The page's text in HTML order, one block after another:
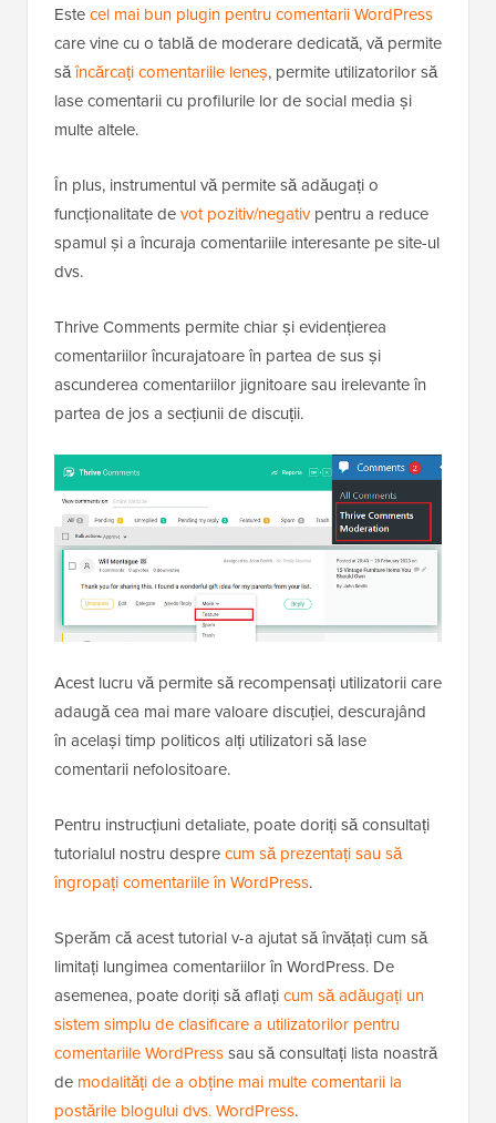
Estecel mai bun plugin pentru comentarii WordPress
care vine cu o tablă de moderare dedicată, vă permite
săîncărcați comentariile leneș, permite utilizatorilor să
lase comentarii cu profilurile lor de social media și
multe altele.
În plus, instrumentul vă permite să adăugați o
funcționalitate devot pozitiv/negativpentru a reduce
spamul și a încuraja comentariile interesante pe site-ul
dvs.
Thrive Comments permite chiar și evidențierea
comentariilor încurajatoare în partea de sus și
ascunderea comentariilor jignitoare sau irelevante în
partea de jos a secțiunii de discuții.
Acest lucru vă permite să recompensați utilizatorii care
adaugă cea mai mare valoare discuției, descurajând
în același timp politicos alți utilizatori să lase
comentarii nefolositoare.
Pentru instrucțiuni detaliate, poate doriți să consultați
tutorialul nostru desprecum să prezentați sau să
îngropați comentariile în WordPress.
Sperăm că acest tutorial v-a ajutat să învățați cum să
limitați lungimea comentariilor în WordPress. De
asemenea, poate doriți să aflațicum să adăugați un
sistem simplu de clasificare a utilizatorilor pentru
comentariile WordPresssau să consultați lista noastră
de modalități de a obține mai multe comentarii la
postările blogului dvs. WordPress.